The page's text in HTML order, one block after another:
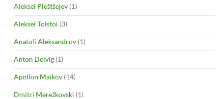
Aleksei Pleštšejev (1)
Aleksei Tolstoi (3)
Anatoli Aleksandrov (1)
Anton Delvig (1)
Apollon Maikov (14)
Dmitri Merežkovski (1)